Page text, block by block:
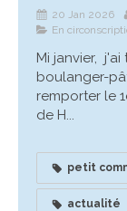
20 Jan 2026
En
Mi janvier, j'ai
boulanger-
remporter le
de H...
petit
actualité